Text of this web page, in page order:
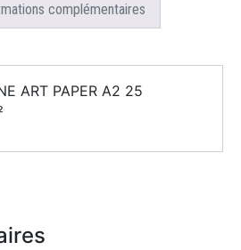
complémentaires
ART PAPER A2 25